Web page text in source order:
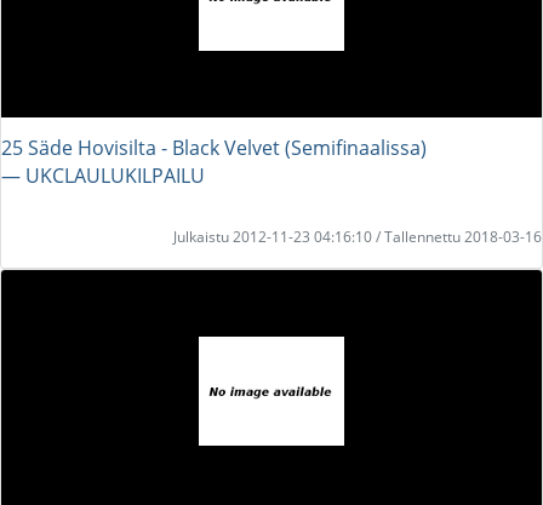
25 Säde Hovisilta - Black Velvet (Semifinaalissa)
― UKCLAULUKILPAILU
Julkaistu 2012-11-23 04:16:10 / Tallennettu 2018-03-16